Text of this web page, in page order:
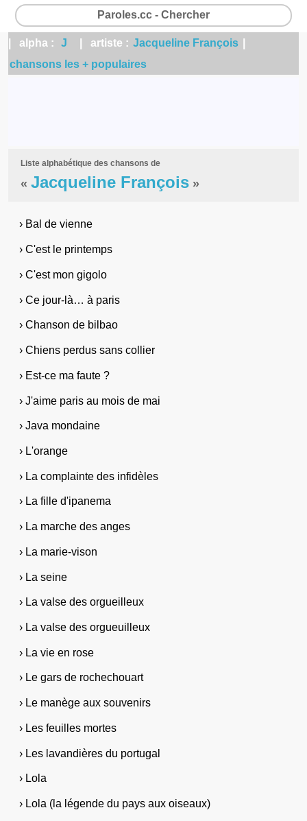
Paroles.cc - Chercher
| alpha : J | artiste : Jacqueline François
chansons les + populaires
Liste alphabétique des chansons de
« Jacqueline François »
› Bal de vienne
› C'est le printemps
› C'est mon gigolo
› Ce jour-là… à paris
› Chanson de bilbao
› Chiens perdus sans collier
› Est-ce ma faute ?
› J'aime paris au mois de mai
› Java mondaine
› L'orange
› La complainte des infidèles
› La fille d'ipanema
› La marche des anges
› La marie-vison
› La seine
› La valse des orgueilleux
› La valse des orgueuilleux
› La vie en rose
› Le gars de rochechouart
› Le manège aux souvenirs
› Les feuilles mortes
› Les lavandières du portugal
› Lola
› Lola (la légende du pays aux oiseaux)